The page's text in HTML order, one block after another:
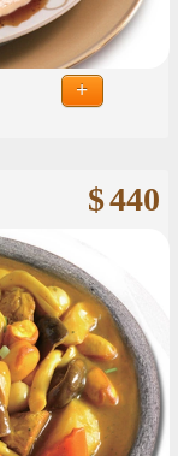
+
$440